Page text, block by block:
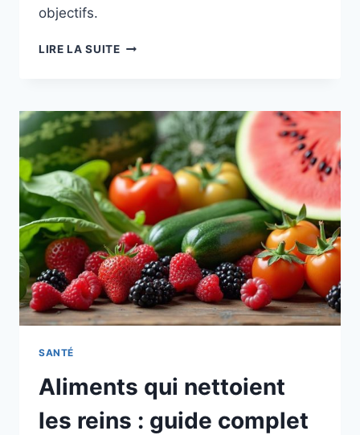
objectifs.
LIRE LA SUITEMEILLEURE
POIDS
COMPARATIF
2025
DES
APPS
EFFICACES
SANTÉ
Aliments qui nettoient
les reins : guide complet